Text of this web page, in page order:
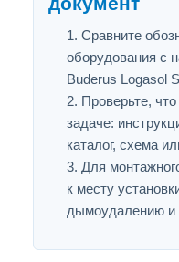
Сравните
оборудования с
Buderus Logasol
Проверьте,
задаче:
каталог, схема
Для
к месту
дымоудалению и